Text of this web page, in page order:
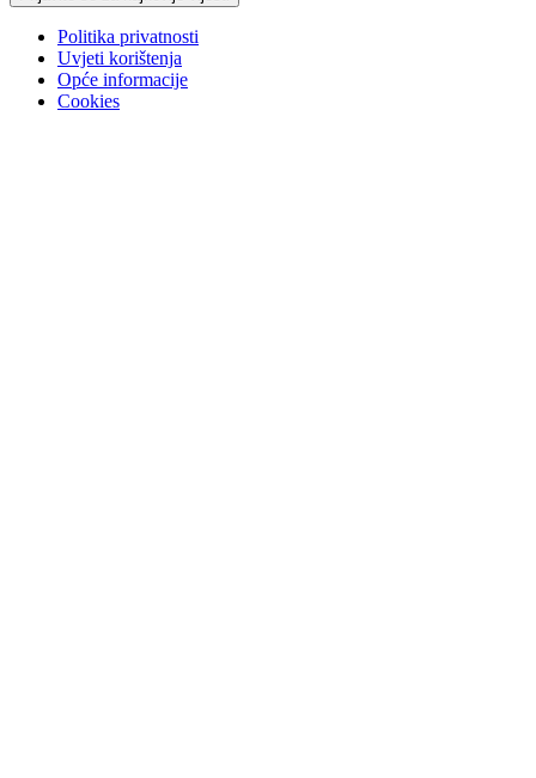
Politika privatnosti
Uvjeti korištenja
Opće informacije
Cookies